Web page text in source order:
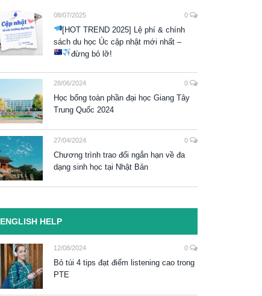
08/07/2025 0
[HOT TREND 2025] Lệ phí & chính
sách du học Úc cập nhật mới nhất –
đừng bỏ lỡ!
28/06/2024 0
Học bổng toàn phần đại học Giang Tây
Trung Quốc 2024
27/04/2024 0
Chương trình trao đổi ngắn hạn về đa
dạng sinh học tại Nhật Bản
ENGLISH HELP
12/08/2024 0
Bỏ túi 4 tips đạt điểm listening cao trong
PTE